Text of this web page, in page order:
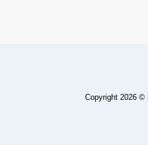
Copyright 2026 ©